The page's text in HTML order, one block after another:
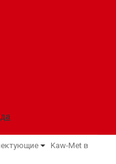
Kaw-Met в